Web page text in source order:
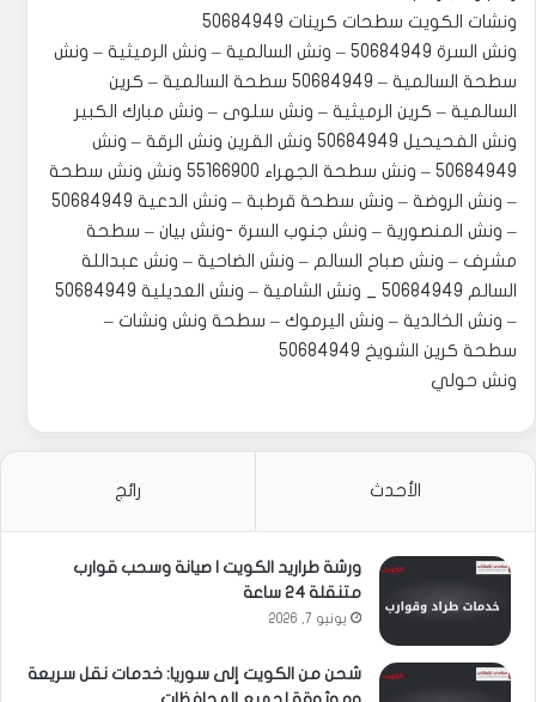
‏‎ونش السرة 50684949 – ونش السالمية – ونش الرميثية – ونش
سطحة السالمية – 50684949 سطحة السالمية – كرين
السالمية – كرين الرميثية – ونش سلوى – ونش مبارك الكبير
ونش الفحيحيل 50684949 ونش القرين ونش الرقة – ونش
50684949 – ونش سطحة الجهراء 55166900 ونش ونش سطحة
– ونش الروضة – ونش سطحة قرطبة – ونش الدعية 50684949
– ونش المنصورية – ونش جنوب السرة -ونش بيان – سطحة
مشرف – ونش صباح السالم – ونش الضاحية – ونش عبداللة
السالم 50684949 _ ونش الشامية – ونش العديلية 50684949
– ونش الخالدية – ونش اليرموك – سطحة ونش ونشات –
سطحة كرين الشويخ 50684949
ونش حولي
الأحدث رائج
ورشة طراريد الكويت | صيانة وسحب قوارب
متنقلة 24 ساعة
يونيو 7, 2026
شحن من الكويت إلى سوريا: خدمات نقل سريعة